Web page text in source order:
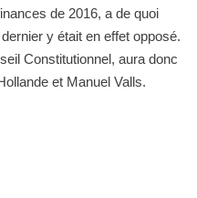
de 2016, a de quoi
y était en effet opposé.
Constitutionnel, aura donc
et Manuel Valls.